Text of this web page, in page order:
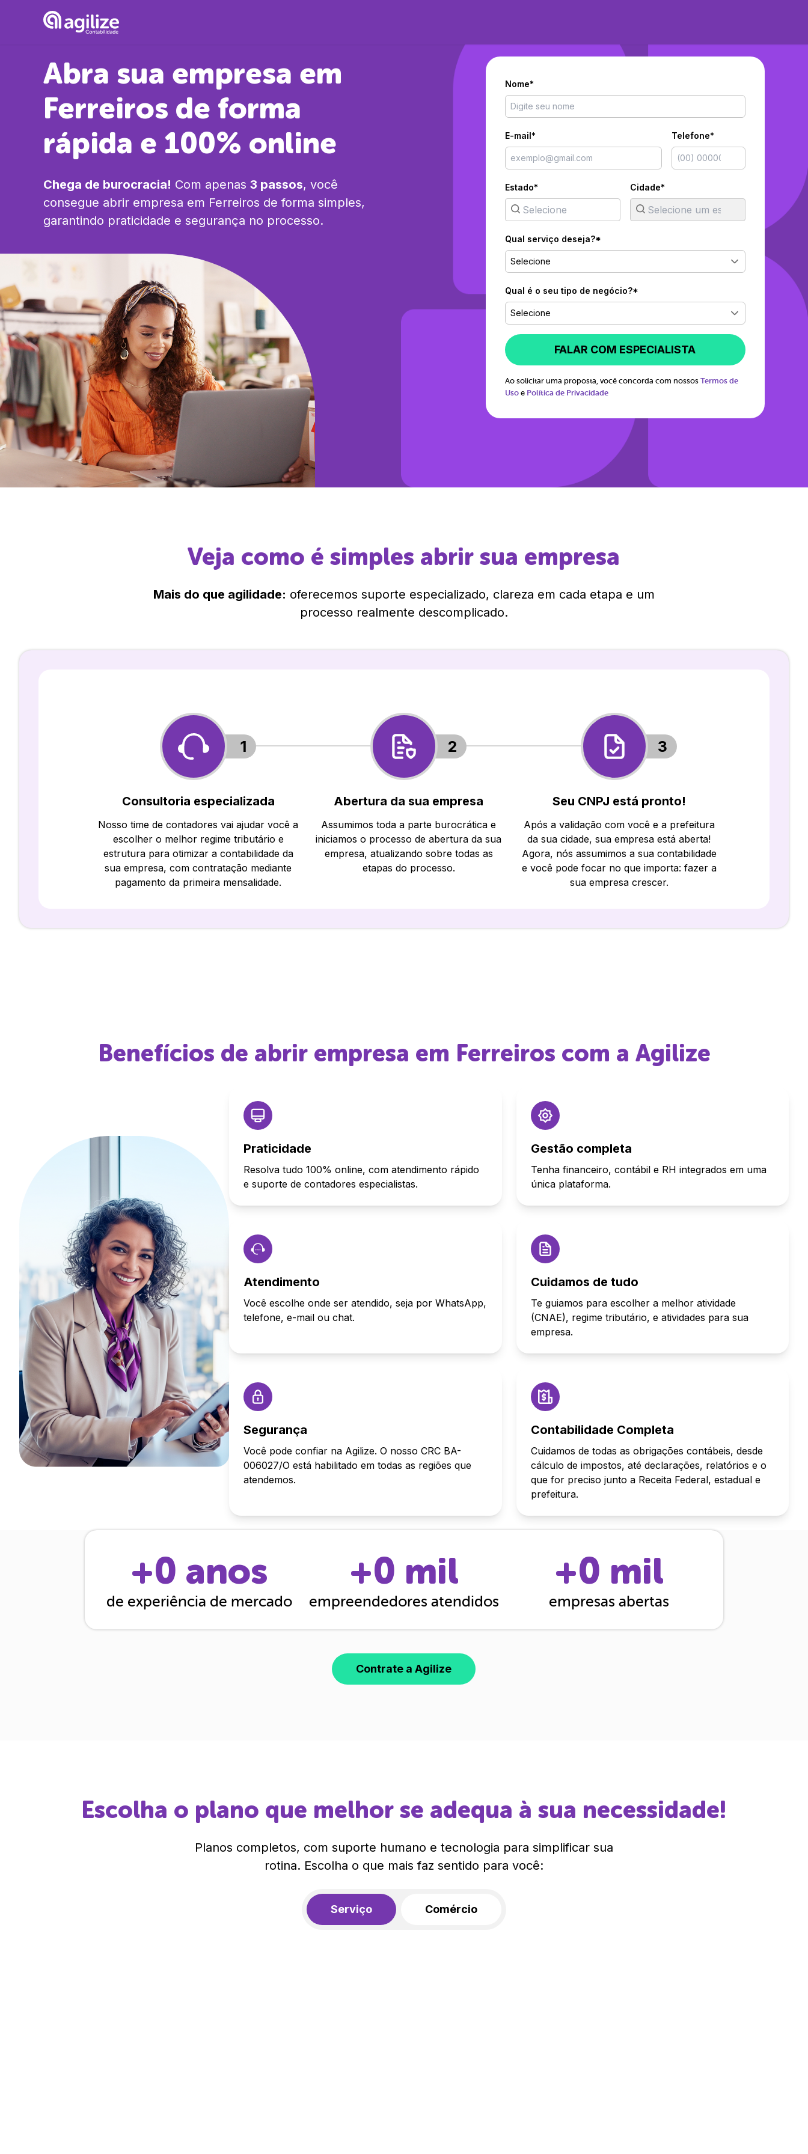
Abra sua empresa em
Ferreiros de forma
rápida e 100% online
Chega de burocracia! Com apenas 3 passos, você
consegue abrir empresa em Ferreiros de forma simples,
garantindo praticidade e segurança no processo.
Nome*
E-mail* Telefone*
Estado* Cidade*
Qual serviço deseja?*
Selecione
Qual é o seu tipo de negócio?*
Selecione
FALAR COM ESPECIALISTA
Ao solicitar uma proposta, você concorda com nossos Termos de
Uso e Política de Privacidade
Veja como é simples abrir sua empresa
Mais do que agilidade: oferecemos suporte especializado, clareza em cada etapa e um
processo realmente descomplicado.
1
Consultoria especializada
Nosso time de contadores vai ajudar você a
escolher o melhor regime tributário e
estrutura para otimizar a contabilidade da
sua empresa, com contratação mediante
pagamento da primeira mensalidade.
2
Abertura da sua empresa
Assumimos toda a parte burocrática e
iniciamos o processo de abertura da sua
empresa, atualizando sobre todas as
etapas do processo.
3
Seu CNPJ está pronto!
Após a validação com você e a prefeitura
da sua cidade, sua empresa está aberta!
Agora, nós assumimos a sua contabilidade
e você pode focar no que importa: fazer a
sua empresa crescer.
Benefícios de abrir empresa em Ferreiros com a Agilize
Praticidade
Resolva tudo 100% online, com atendimento rápido
e suporte de contadores especialistas.
Gestão completa
Tenha financeiro, contábil e RH integrados em uma
única plataforma.
Atendimento
Você escolhe onde ser atendido, seja por WhatsApp,
telefone, e-mail ou chat.
Cuidamos de tudo
Te guiamos para escolher a melhor atividade
(CNAE), regime tributário, e atividades para sua
empresa.
Segurança
Você pode confiar na Agilize. O nosso CRC BA-
006027/O está habilitado em todas as regiões que
atendemos.
Contabilidade Completa
Cuidamos de todas as obrigações contábeis, desde
cálculo de impostos, até declarações, relatórios e o
que for preciso junto a Receita Federal, estadual e
prefeitura.
+0 anos
de experiência de mercado
+0 mil
empreendedores atendidos
+0 mil
empresas abertas
Contrate a Agilize
Escolha o plano que melhor se adequa à sua necessidade!
Planos completos, com suporte humano e tecnologia para simplificar sua
rotina. Escolha o que mais faz sentido para você:
Serviço Comércio